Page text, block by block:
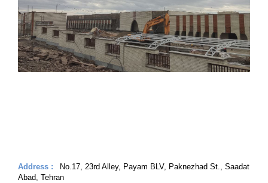
Address :
No.17, 23rd Alley, Payam BLV, Paknezhad St., Saadat
Abad, Tehran